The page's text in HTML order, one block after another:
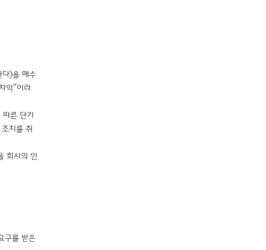
)을 매수
익”이라
른 단기
치를 취
회사의 인
구를 받은